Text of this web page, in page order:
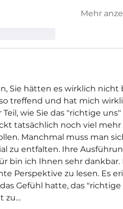
Mehr
Sie hätten es wirklich
treffend und hat mich
Teil, wie Sie das "richtige
tatsächlich noch viel mehr
Manchmal muss man
zu entfalten. Ihre
bin ich Ihnen sehr
Perspektive zu lesen. Es
Gefühl hatte, das
zu…